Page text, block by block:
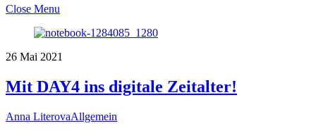
Close Menu
26 Mai 2021
Mit DAY4 ins digitale Zeitalter!
Anna LiterovaAllgemein